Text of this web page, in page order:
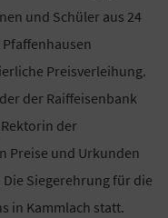
und Schüler aus 24
Preisverleihung.
der Raiffeisenbank
der
Preise und Urkunden
Siegerehrung für die
in Kammlach statt.